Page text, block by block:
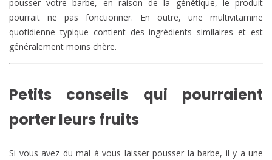
pousser votre barbe, en raison de la génétique, le produit
pourrait ne pas fonctionner. En outre, une multivitamine
quotidienne typique contient des ingrédients similaires et est
généralement moins chère.
Petits conseils qui pourraient
porter leurs fruits
Si vous avez du mal à vous laisser pousser la barbe, il y a une